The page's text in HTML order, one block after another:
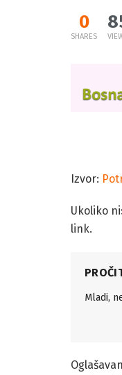
0
SHARES
Izvor:
Ukoliko
link.
Mladi,